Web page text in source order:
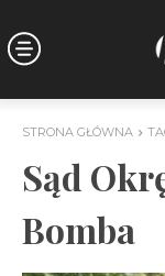
STRONA GŁÓWNA
Sąd
Bomba